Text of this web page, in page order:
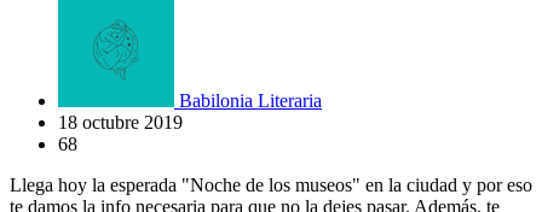
Babilonia Literaria
18 octubre 2019
68
Llega hoy la esperada "Noche de los museos" en la ciudad y por eso
te damos la info necesaria para que no la dejes pasar. Además, te